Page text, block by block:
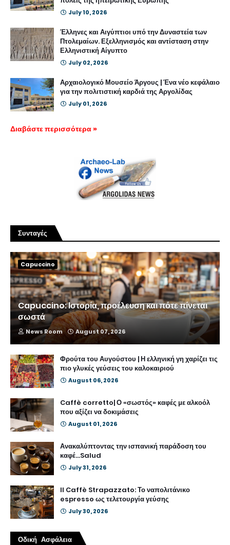
July 10, 2026
Έλληνες και Αιγύπτιοι υπό την Δυναστεία των
Πτολεμαίων. Εξελληνισμός και αντίσταση στην
Ελληνιστική Αίγυπτο
July 02, 2026
Αρχαιολογικό Μουσείο Άργους | Ένα νέο κεφάλαιο
για την πολιτιστική καρδιά της Αργολίδας
July 01, 2026
Διαβάστε περισσότερα »
Συνταγές
Capuccino
Capuccino: Ιστορία, προέλευση και πότε πίνεται
σωστά
News Room August 07, 2026
Φρούτα του Αυγούστου | Η ελληνική γη χαρίζει τις
πιο γλυκές γεύσεις του καλοκαιριού
August 06, 2026
Caffè corretto| Ο «σωστός» καφές με αλκοόλ
που αξίζει να δοκιμάσεις
August 01, 2026
Ανακαλύπτοντας την ισπανική παράδοση του
καφέ...Salud
July 31, 2026
Il Caffè Strapazzato: Το ναπολιτάνικο
espresso ως τελετουργία γεύσης
July 30, 2026
Οδική Ασφάλεια